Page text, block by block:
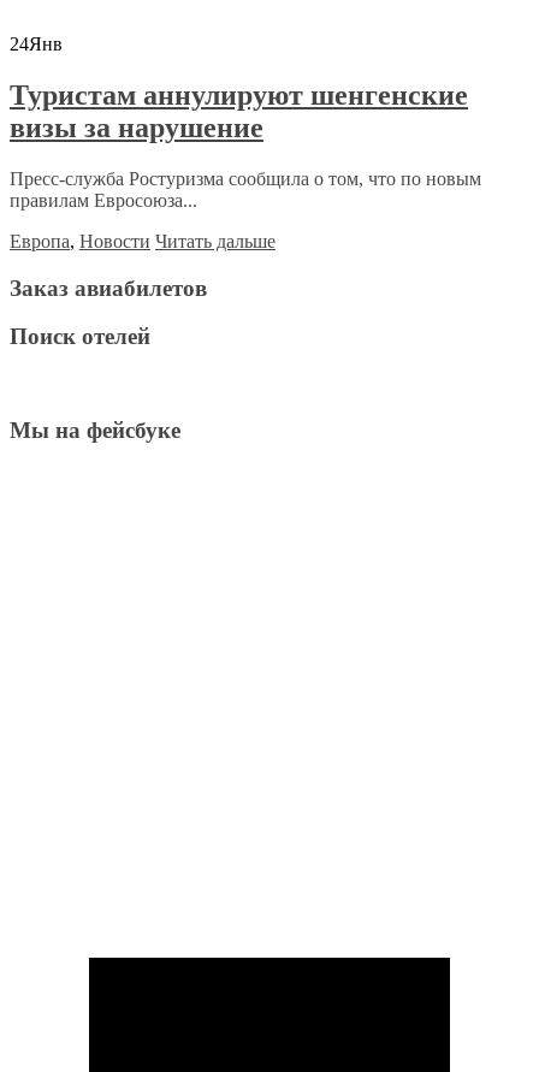
24Янв
Туристам аннулируют шенгенские
визы за нарушение
Пресс-служба Ростуризма сообщила о том, что по новым
правилам Евросоюза...
Европа, Новости Читать дальше
Заказ авиабилетов
Поиск отелей
Мы на фейсбуке